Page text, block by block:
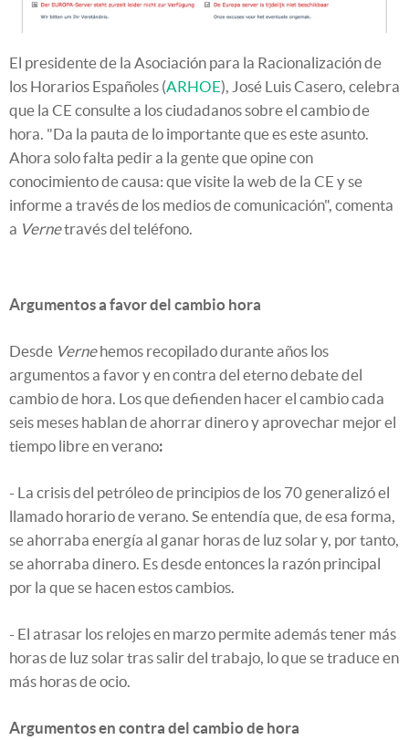
El presidente de la Asociación para la Racionalización de
los Horarios Españoles (ARHOE), José Luis Casero, celebra
que la CE consulte a los ciudadanos sobre el cambio de
hora. "Da la pauta de lo importante que es este asunto.
Ahora solo falta pedir a la gente que opine con
conocimiento de causa: que visite la web de la CE y se
informe a través de los medios de comunicación", comenta
a Vernetravés del teléfono.
Argumentos a favor del cambio hora
Desde Vernehemos recopilado durante años los
argumentos a favor y en contra del eterno debate del
cambio de hora. Los que defienden hacer el cambio cada
seis meses hablan de ahorrar dinero y aprovechar mejor el
tiempo libre en verano:
- La crisis del petróleo de principios de los 70 generalizó el
llamado horario de verano. Se entendía que, de esa forma,
se ahorraba energía al ganar horas de luz solar y, por tanto,
se ahorraba dinero. Es desde entonces la razón principal
por la que se hacen estos cambios.
- El atrasar los relojes en marzo permite además tener más
horas de luz solar tras salir del trabajo, lo que se traduce en
más horas de ocio.
Argumentos en contra del cambio de hora